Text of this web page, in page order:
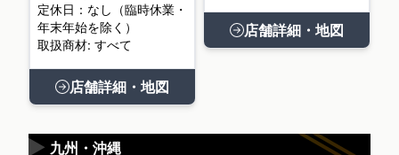
定休日：なし（臨時休業・
年末年始を除く）
取扱商材: すべて
店舗詳細・地図
店舗詳細・地図
九州・沖縄
▶